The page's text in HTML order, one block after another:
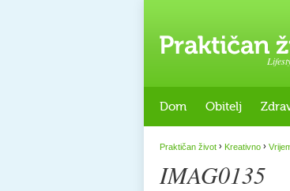
Dom Obitelj
Praktičan život › Kreativno ›
IMAG0135